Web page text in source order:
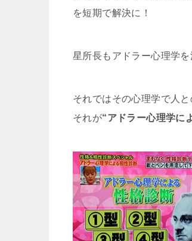
を短期で解決に！
星所長もアドラー心理学
それではその心理学で人
それが“アドラー心理学に